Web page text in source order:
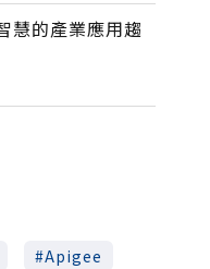
慧的產業應用趨
Apigee